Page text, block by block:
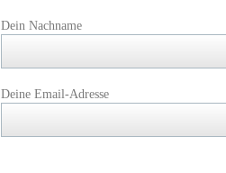
Dein Nachname
Deine Email-Adresse